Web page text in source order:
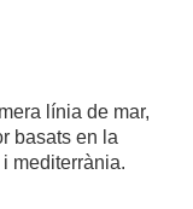
línia de mar,
basats en la
mediterrània.